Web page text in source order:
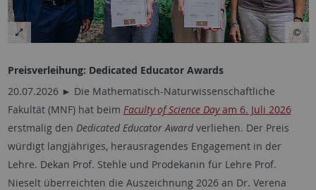
Preisverleihung: Dedicated Educator Awards
20.07.2026 ► Die Mathematisch-Naturwissenschaftliche
Fakultät (MNF) hat beim Faculty of Science Dayam 6. Juli 2026
erstmalig den Dedicated Educator Awardverliehen. Der Preis
würdigt langjähriges, herausragendes Engagement in der
Lehre. Dekan Prof. Stehle und Prodekanin für Lehre Prof.
Nieselt überreichten die Auszeichnung 2026 an Dr. Verena